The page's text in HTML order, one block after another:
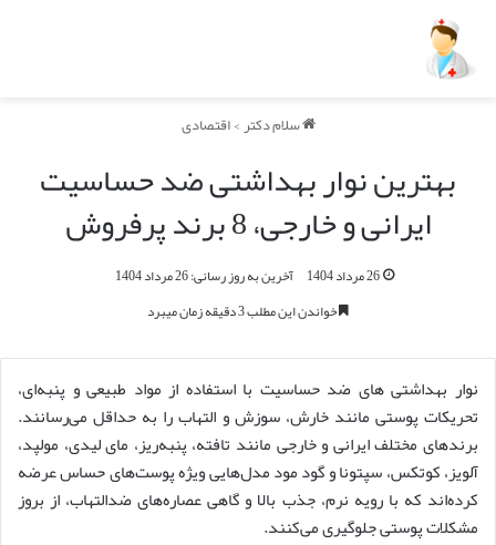
سلام دکتر>اقتصادی
بهترین نوار بهداشتی ضد حساسیت
ایرانی و خارجی، 8 برند پرفروش
26 مرداد 1404
آخرین به روز رسانی: 26 مرداد 1404
خواندن این مطلب 3 دقیقه زمان میبرد
نوار بهداشتی های ضد حساسیت با استفاده از مواد طبیعی و پنبه‌ای،
تحریکات پوستی مانند خارش، سوزش و التهاب را به حداقل می‌رسانند.
برندهای مختلف ایرانی و خارجی مانند تافته، پنبه‌ریز، مای لیدی، مولپد،
آلویز، کوتکس، سپتونا و گود مود مدل‌هایی ویژه پوست‌های حساس عرضه
کرده‌اند که با رویه نرم، جذب بالا و گاهی عصاره‌های ضدالتهاب، از بروز
مشکلات پوستی جلوگیری می‌کنند.